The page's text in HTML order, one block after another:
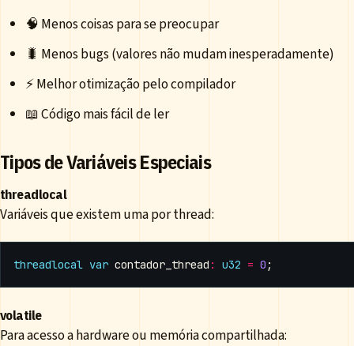
🧠 Menos coisas para se preocupar
🐛 Menos bugs (valores não mudam inesperadamente)
⚡ Melhor otimização pelo compilador
📖 Código mais fácil de ler
Tipos de Variáveis Especiais
threadlocal
Variáveis que existem uma por thread:
threadlocal var contador_thread : u32 = 0 ;
volatile
Para acesso a hardware ou memória compartilhada: